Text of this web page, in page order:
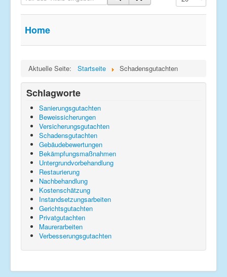
Sanierungsgutachten
Datenschutz
Home
Aktuelle Seite: Startseite Schadensgutachten
Schlagworte
Sanierungsgutachten
Beweissicherungen
Versicherungsgutachten
Schadensgutachten
Gebäudebewertungen
Bekämpfungsmaßnahmen
Untergrundvorbehandlung
Restaurierung
Nachbehandlung
Kostenschätzung
Instandsetzungsarbeiten
Gerichtsgutachten
Privatgutachten
Maurerarbeiten
Verbesserungsgutachten